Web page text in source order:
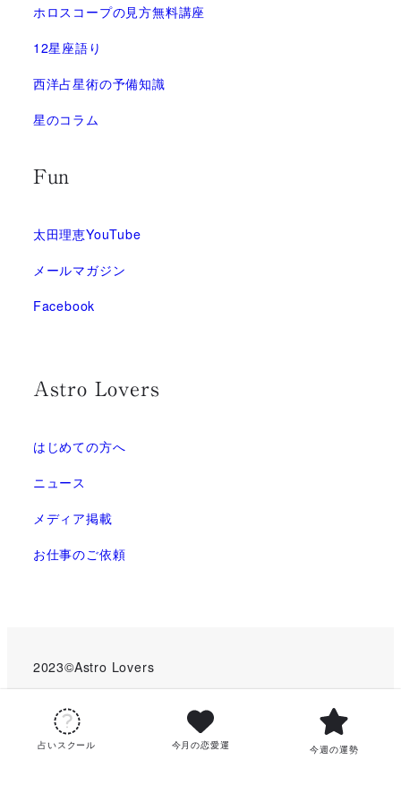
ホロスコープの見方無料講座
12星座語り
西洋占星術の予備知識
星のコラム
Fun
太田理恵YouTube
メールマガジン
Facebook
Astro Lovers
はじめての方へ
ニュース
メディア掲載
お仕事のご依頼
2023©Astro Lovers
特定商取引法に基づく表記 プライバシーポリシー
占いスクール 今月の恋愛運 今週の運勢